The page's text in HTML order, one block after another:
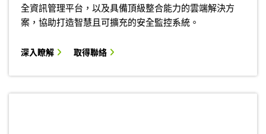
全資訊管理平台，以及具備頂級整合能力的雲端解決方
案，協助打造智慧且可擴充的安全監控系統。
深入瞭解 取得聯絡